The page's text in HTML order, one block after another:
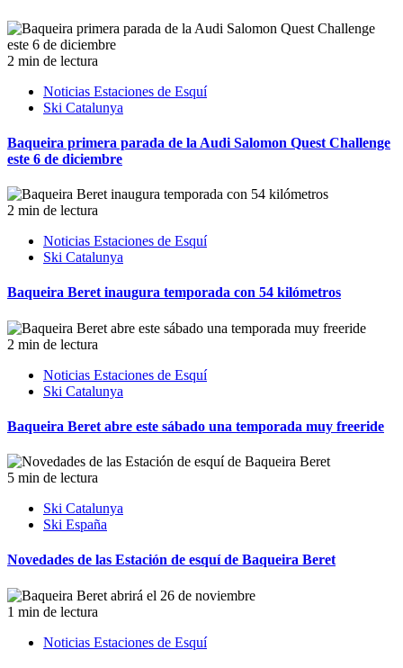
2 min de lectura
Noticias Estaciones de Esquí
Ski Catalunya
Baqueira primera parada de la Audi Salomon Quest Challenge
este 6 de diciembre
2 min de lectura
Noticias Estaciones de Esquí
Ski Catalunya
Baqueira Beret inaugura temporada con 54 kilómetros
2 min de lectura
Noticias Estaciones de Esquí
Ski Catalunya
Baqueira Beret abre este sábado una temporada muy freeride
5 min de lectura
Ski Catalunya
Ski España
Novedades de las Estación de esquí de Baqueira Beret
1 min de lectura
Noticias Estaciones de Esquí